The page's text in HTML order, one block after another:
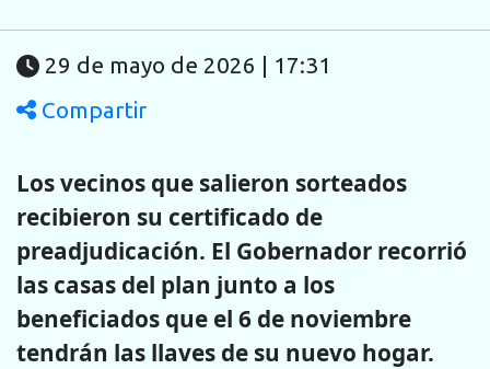
29 de mayo de 2026 | 17:31
Compartir
Los vecinos que salieron sorteados
recibieron su certificado de
preadjudicación. El Gobernador recorrió
las casas del plan junto a los
beneficiados que el 6 de noviembre
tendrán las llaves de su nuevo hogar.